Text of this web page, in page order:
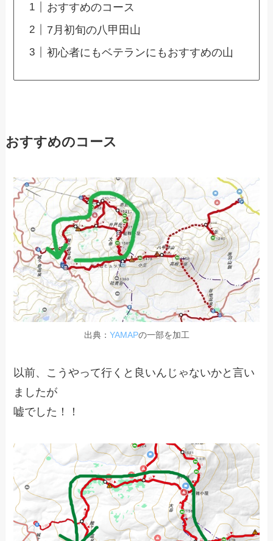
おすすめのコース
7月初旬の八甲田山
初心者にもベテランにもおすすめの山
おすすめのコース
出典： YAMAPの一部を加工
以前、こうやって行くと良いんじゃないかと言い
ましたが
嘘でした！！